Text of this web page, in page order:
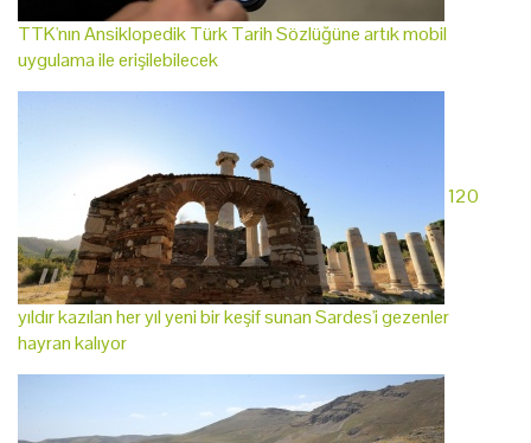
TTK'nın Ansiklopedik Türk Tarih Sözlüğüne artık mobil
uygulama ile erişilebilecek
120
yıldır kazılan her yıl yeni bir keşif sunan Sardes'i gezenler
hayran kalıyor